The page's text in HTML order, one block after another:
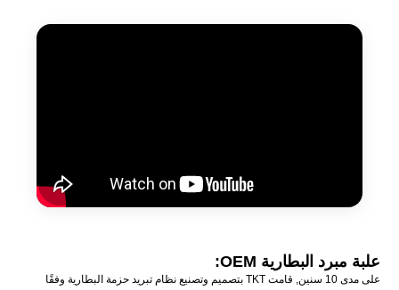
علبة مبرد البطارية OEM:
على مدى 10 سنين, قامت TKT بتصميم وتصنيع نظام تبريد حزمة البطارية وفقًا